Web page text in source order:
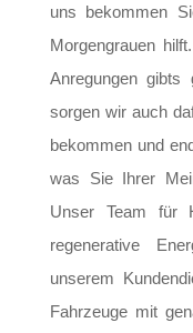
uns bekommen
Morgengrauen
Anregungen gibts
sorgen wir auch
bekommen und
was Sie Ihrer
Unser Team für
regenerative
unserem
Fahrzeuge mit